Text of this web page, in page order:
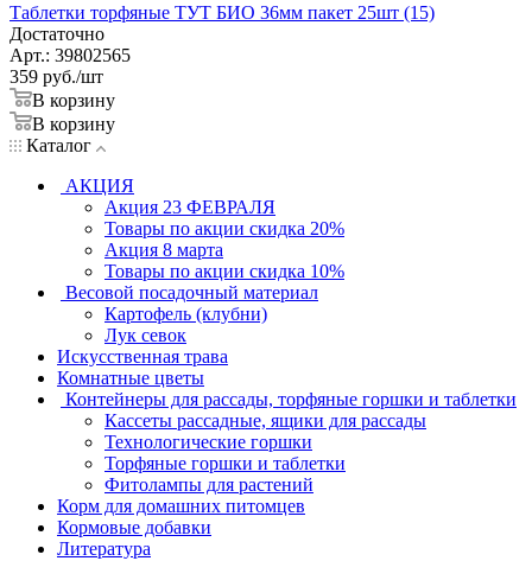
Таблетки торфяные ТУТ БИО 36мм пакет 25шт (15)
Достаточно
Арт.: 39802565
359 руб./шт
В корзину
В корзину
Каталог
АКЦИЯ
Акция 23 ФЕВРАЛЯ
Товары по акции скидка 20%
Акция 8 марта
Товары по акции скидка 10%
Весовой посадочный материал
Картофель (клубни)
Лук севок
Искусственная трава
Комнатные цветы
Контейнеры для рассады, торфяные горшки и таблетки
Кассеты рассадные, ящики для рассады
Технологические горшки
Торфяные горшки и таблетки
Фитолампы для растений
Корм для домашних питомцев
Кормовые добавки
Литература